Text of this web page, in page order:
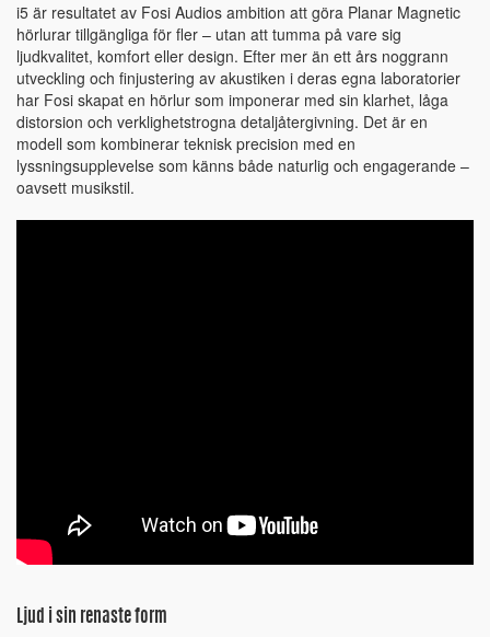
i5 är resultatet av Fosi Audios ambition att göra Planar Magnetic
hörlurar tillgängliga för fler – utan att tumma på vare sig
ljudkvalitet, komfort eller design. Efter mer än ett års noggrann
utveckling och finjustering av akustiken i deras egna laboratorier
har Fosi skapat en hörlur som imponerar med sin klarhet, låga
distorsion och verklighetstrogna detaljåtergivning. Det är en
modell som kombinerar teknisk precision med en
lyssningsupplevelse som känns både naturlig och engagerande –
oavsett musikstil.
Ljud i sin renaste form